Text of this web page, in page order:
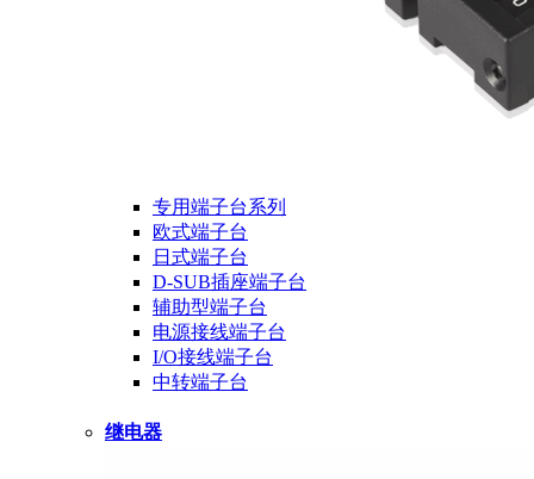
专用端子台系列
欧式端子台
日式端子台
D-SUB插座端子台
辅助型端子台
电源接线端子台
I/O接线端子台
中转端子台
继电器